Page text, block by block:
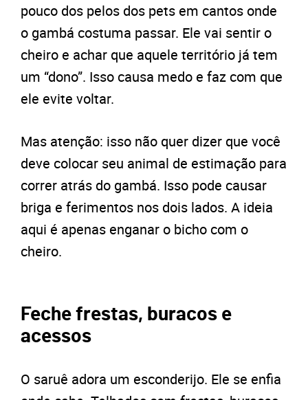
pouco dos pelos dos pets em cantos onde
o gambá costuma passar. Ele vai sentir o
cheiro e achar que aquele território já tem
um “dono”. Isso causa medo e faz com que
ele evite voltar.
Mas atenção: isso não quer dizer que você
deve colocar seu animal de estimação para
correr atrás do gambá. Isso pode causar
briga e ferimentos nos dois lados. A ideia
aqui é apenas enganar o bicho com o
cheiro.
Feche frestas, buracos e
acessos
O saruê adora um esconderijo. Ele se enfia